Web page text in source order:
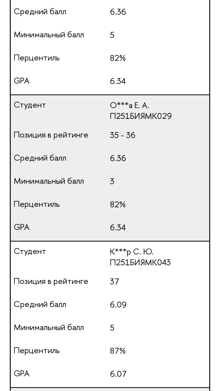
6.36
5
82%
6.34
О***а Е. А.
П251БИЯМК029
35 - 36
6.36
3
82%
6.34
К***р С. Ю.
П251БИЯМК043
37
6.09
5
87%
6.07